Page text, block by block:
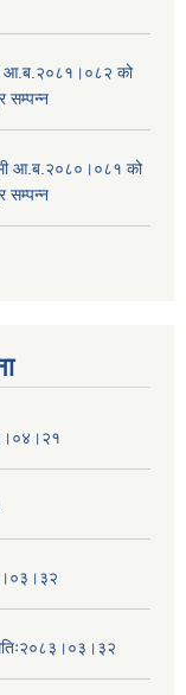
आ.ब.२०८१।०८२ को
सम्पन्न
आ.ब.२०८०।०८१ को
सम्पन्न